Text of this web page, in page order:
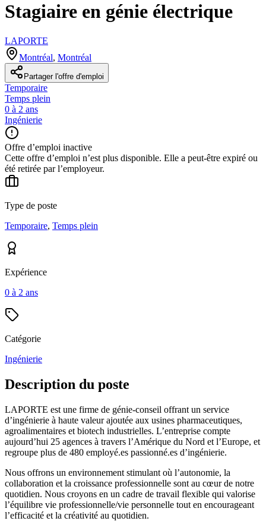
Stagiaire en génie électrique
LAPORTE
Montréal, Montréal
Partager l'offre d'emploi
Temporaire
Temps plein
0 à 2 ans
Ingénierie
Offre d’emploi inactive
Cette offre d’emploi n’est plus disponible. Elle a peut-être expiré ou
été retirée par l’employeur.
Type de poste
Temporaire, Temps plein
Expérience
0 à 2 ans
Catégorie
Ingénierie
Description du poste
LAPORTE est une firme de génie-conseil offrant un service
d’ingénierie à haute valeur ajoutée aux usines pharmaceutiques,
agroalimentaires et biotech industrielles. L’entreprise compte
aujourd’hui 25 agences à travers l’Amérique du Nord et l’Europe, et
regroupe plus de 480 employé.es passionné.es d’ingénierie.
Nous offrons un environnement stimulant où l’autonomie, la
collaboration et la croissance professionnelle sont au cœur de notre
quotidien. Nous croyons en un cadre de travail flexible qui valorise
l’équilibre vie professionnelle/vie personnelle tout en encourageant
l’efficacité et la créativité au quotidien.